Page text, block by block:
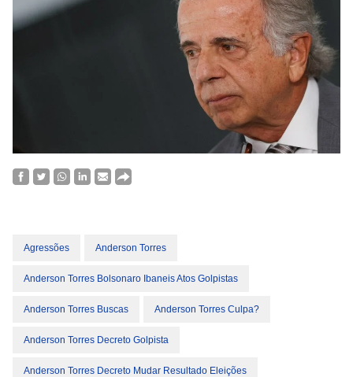
Agressões Anderson Torres
Anderson Torres Bolsonaro Ibaneis Atos Golpistas
Anderson Torres Buscas Anderson Torres Culpa?
Anderson Torres Decreto Golpista
Anderson Torres Decreto Mudar Resultado Eleições